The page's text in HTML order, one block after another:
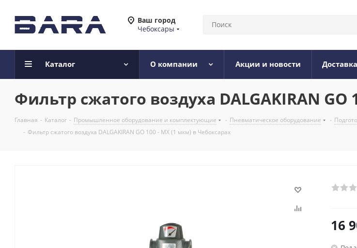
Ваш город
Чебоксары
Каталог О компании Акции и новости Доставка
Фильтр сжатого воздуха DALGAKIRAN
Главная - Каталог - Промышленное оборудование и комплектующие - Пневматическое оборудование -
- Фильтр сжатого воздуха DALGAKIRAN GO 100 - MX (1 мкм) в Чебоксарах
16